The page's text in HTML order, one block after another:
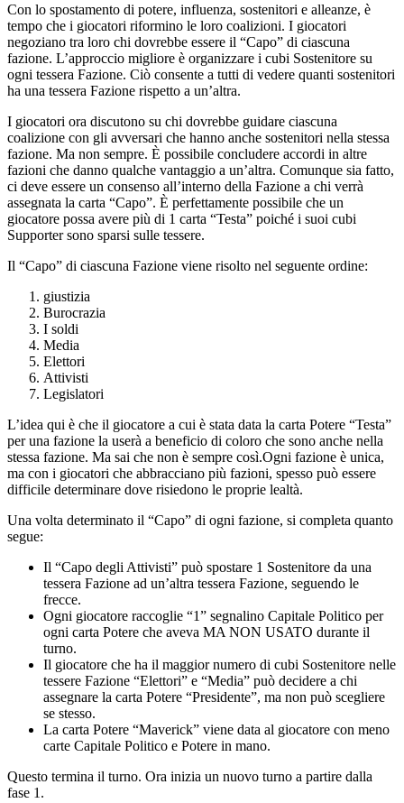
Con lo spostamento di potere, influenza, sostenitori e alleanze, è
tempo che i giocatori riformino le loro coalizioni. I giocatori
negoziano tra loro chi dovrebbe essere il “Capo” di ciascuna
fazione. L’approccio migliore è organizzare i cubi Sostenitore su
ogni tessera Fazione. Ciò consente a tutti di vedere quanti sostenitori
ha una tessera Fazione rispetto a un’altra.
I giocatori ora discutono su chi dovrebbe guidare ciascuna
coalizione con gli avversari che hanno anche sostenitori nella stessa
fazione. Ma non sempre. È possibile concludere accordi in altre
fazioni che danno qualche vantaggio a un’altra. Comunque sia fatto,
ci deve essere un consenso all’interno della Fazione a chi verrà
assegnata la carta “Capo”. È perfettamente possibile che un
giocatore possa avere più di 1 carta “Testa” poiché i suoi cubi
Supporter sono sparsi sulle tessere.
Il “Capo” di ciascuna Fazione viene risolto nel seguente ordine:
giustizia
Burocrazia
I soldi
Media
Elettori
Attivisti
Legislatori
L’idea qui è che il giocatore a cui è stata data la carta Potere “Testa”
per una fazione la userà a beneficio di coloro che sono anche nella
stessa fazione. Ma sai che non è sempre così.Ogni fazione è unica,
ma con i giocatori che abbracciano più fazioni, spesso può essere
difficile determinare dove risiedono le proprie lealtà.
Una volta determinato il “Capo” di ogni fazione, si completa quanto
segue:
Il “Capo degli Attivisti” può spostare 1 Sostenitore da una
tessera Fazione ad un’altra tessera Fazione, seguendo le
frecce.
Ogni giocatore raccoglie “1” segnalino Capitale Politico per
ogni carta Potere che aveva MA NON USATO durante il
turno.
Il giocatore che ha il maggior numero di cubi Sostenitore nelle
tessere Fazione “Elettori” e “Media” può decidere a chi
assegnare la carta Potere “Presidente”, ma non può scegliere
se stesso.
La carta Potere “Maverick” viene data al giocatore con meno
carte Capitale Politico e Potere in mano.
Questo termina il turno. Ora inizia un nuovo turno a partire dalla
fase 1.